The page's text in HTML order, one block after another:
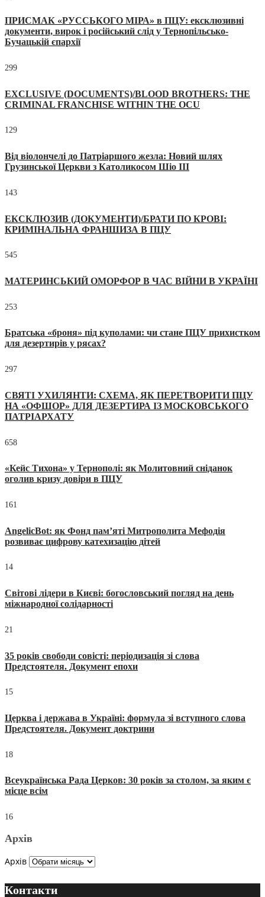
ПРИСМАК «РУССЬКОГО МІРА» в ПЦУ: ексклюзивні
документи, вирок і російський слід у Тернопільсько-
Бучацькій єпархії
299
EXCLUSIVE (DOCUMENTS)/BLOOD BROTHERS: THE
CRIMINAL FRANCHISE WITHIN THE OCU
129
Від віолончелі до Патріаршого жезла: Новий шлях
Грузинської Церкви з Католикосом Шіо III
143
ЕКСКЛЮЗИВ (ДОКУМЕНТИ)/БРАТИ ПО КРОВІ:
КРИМІНАЛЬНА ФРАНШИЗА В ПЦУ
545
МАТЕРИНСЬКИЙ ОМОРФОР В ЧАС ВІЙНИ В УКРАЇНІ
253
Братська «броня» під куполами: чи стане ПЦУ прихистком
для дезертирів у рясах?
297
СВЯТІ УХИЛЯНТИ: СХЕМА, ЯК ПЕРЕТВОРИТИ ПЦУ
НА «ОФШОР» ДЛЯ ДЕЗЕРТИРА ІЗ МОСКОВСЬКОГО
ПАТРІАРХАТУ
658
«Кейс Тихона» у Тернополі: як Молитовний сніданок
оголив кризу довіри в ПЦУ
161
AngelicBot: як Фонд пам’яті Митрополита Мефодія
розвиває цифрову катехизацію дітей
14
Світові лідери в Києві: богословський погляд на день
міжнародної солідарності
21
35 років свободи совісті: періодизація зі слова
Предстоятеля. Документ епохи
15
Церква і держава в Україні: формула зі вступного слова
Предстоятеля. Документ доктрини
18
Всеукраїнська Рада Церков: 30 років за столом, за яким є
місце всім
16
Архів
Архів
Контакти